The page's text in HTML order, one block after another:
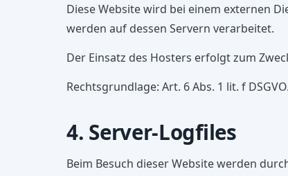
Diese Website wird bei einem externen
werden auf dessen Servern verarbeitet.
Der Einsatz des Hosters erfolgt zum
Rechtsgrundlage: Art. 6 Abs. 1 lit. f DSGVO.
4. Server-Logfiles
Beim Besuch dieser Website werden